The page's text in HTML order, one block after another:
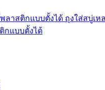
กแบบตั้งได้